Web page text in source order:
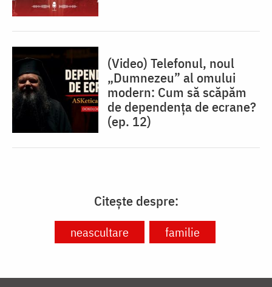
(Video) Telefonul, noul
„Dumnezeu” al omului
modern: Cum să scăpăm
de dependența de ecrane?
(ep. 12)
Citește despre:
neascultare familie